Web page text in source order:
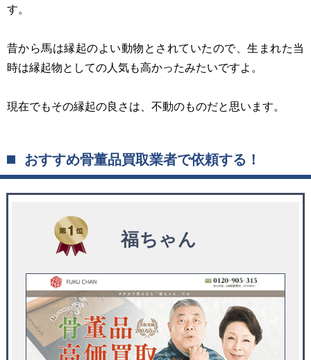
す。
昔から馬は縁起のよい動物とされていたので、生まれた当
時は縁起物としての人気も高かったみたいですよ。
現在でもその縁起の良さは、不動のものだと思います。
おすすめ骨董品買取業者で依頼する！
福ちゃん